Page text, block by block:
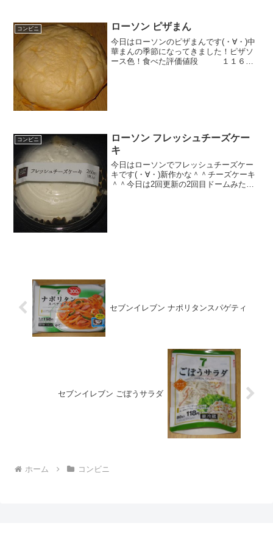
ない時の対処法も網羅。今すぐ飲みたく
なるセブンイレブン抹茶スムージーの最
新情報を完全ガイド。
コンビニ ローソン ピザまん
今日はローソンのピザまんです(・∀・)中
華まんの季節になってきました！ピザソ
ース色！食べた評価値段 １１６円
コンビニ
ローソン フレッシュチーズケー
キ
今日はローソンでフレッシュチーズケー
キです(・∀・)新作かな＾＾チーズケーキ
＾＾今日は2回更新の2回目ドームみたい
セブンイレブン ナポリタンスパゲティ
セブンイレブン ごぼうサラダ
ホーム コンビニ